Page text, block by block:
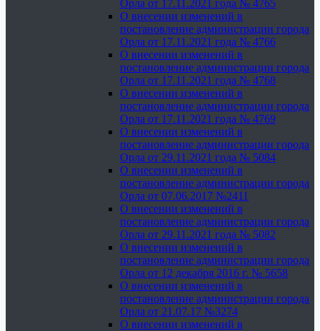
Орла от 17.11.2021 года № 4765
О внесении изменений в
постановление администрации города
Орла от 17.11.2021 года № 4766
О внесении изменений в
постановление администрации города
Орла от 17.11.2021 года № 4768
О внесении изменений в
постановление администрации города
Орла от 17.11.2021 года № 4769
О внесении изменений в
постановление администрации города
Орла от 29.11.2021 года № 5084
О внесении изменений в
постановление администрации города
Орла от 07.06.2017 №2411
О внесении изменений в
постановление администрации города
Орла от 29.11.2021 года № 5082
О внесении изменений в
постановление администрации города
Орла от 12 декабря 2016 г. № 5658
О внесении изменений в
постановление администрации города
Орла от 21.07.17 №3274
О внесении изменений в